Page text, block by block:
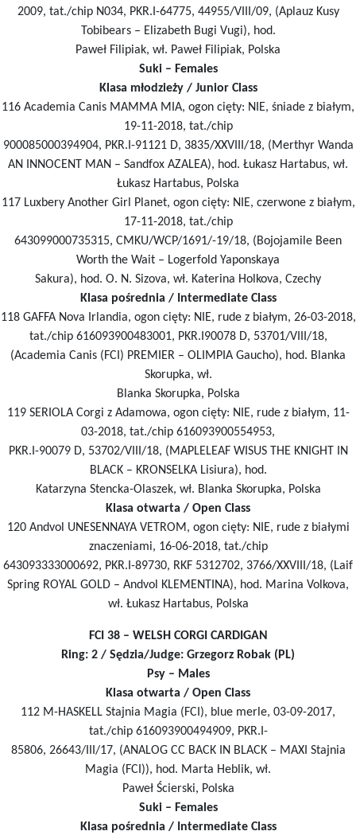
2009, tat./chip N034, PKR.I-64775, 44955/VIII/09, (Aplauz Kusy
Tobibears – Elizabeth Bugi Vugi), hod.
Paweł Filipiak, wł. Paweł Filipiak, Polska
Suki – Females
Klasa młodzieży / Junior Class
116 Academia Canis MAMMA MIA, ogon cięty: NIE, śniade z białym,
19-11-2018, tat./chip
900085000394904, PKR.I-91121 D, 3835/XXVIII/18, (Merthyr Wanda
AN INNOCENT MAN – Sandfox AZALEA), hod. Łukasz Hartabus, wł.
Łukasz Hartabus, Polska
117 Luxbery Another Girl Planet, ogon cięty: NIE, czerwone z białym,
17-11-2018, tat./chip
643099000735315, CMKU/WCP/1691/-19/18, (Bojojamile Been
Worth the Wait – Logerfold Yaponskaya
Sakura), hod. O. N. Sizova, wł. Katerina Holkova, Czechy
Klasa pośrednia / Intermediate Class
118 GAFFA Nova Irlandia, ogon cięty: NIE, rude z białym, 26-03-2018,
tat./chip 616093900483001, PKR.I90078 D, 53701/VIII/18,
(Academia Canis (FCI) PREMIER – OLIMPIA Gaucho), hod. Blanka
Skorupka, wł.
Blanka Skorupka, Polska
119 SERIOLA Corgi z Adamowa, ogon cięty: NIE, rude z białym, 11-
03-2018, tat./chip 616093900554953,
PKR.I-90079 D, 53702/VIII/18, (MAPLELEAF WISUS THE KNIGHT IN
BLACK – KRONSELKA Lisiura), hod.
Katarzyna Stencka-Olaszek, wł. Blanka Skorupka, Polska
Klasa otwarta / Open Class
120 Andvol UNESENNAYA VETROM, ogon cięty: NIE, rude z białymi
znaczeniami, 16-06-2018, tat./chip
643093333000692, PKR.I-89730, RKF 5312702, 3766/XXVIII/18, (Laif
Spring ROYAL GOLD – Andvol KLEMENTINA), hod. Marina Volkova,
wł. Łukasz Hartabus, Polska
FCI 38 – WELSH CORGI CARDIGAN
Ring: 2 / Sędzia/Judge: Grzegorz Robak (PL)
Psy – Males
Klasa otwarta / Open Class
112 M-HASKELL Stajnia Magia (FCI), blue merle, 03-09-2017,
tat./chip 616093900494909, PKR.I-
85806, 26643/III/17, (ANALOG CC BACK IN BLACK – MAXI Stajnia
Magia (FCI)), hod. Marta Heblik, wł.
Paweł Ścierski, Polska
Suki – Females
Klasa pośrednia / Intermediate Class